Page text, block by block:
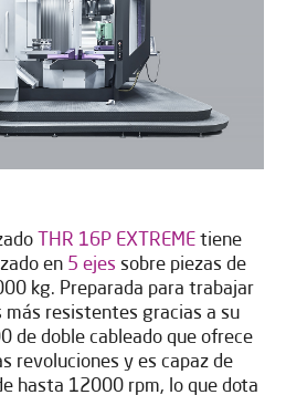
THR 16P EXTREME tiene
en 5 ejes sobre piezas de
kg. Preparada para trabajar
más resistentes gracias a su
de doble cableado que ofrece
revoluciones y es capaz de
hasta 12000 rpm, lo que dota